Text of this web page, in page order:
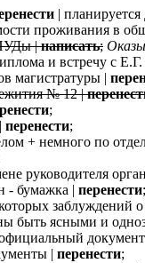
| планируется
проживания в
|написать;
и встречу с
магистратуры |
№ 12 |
;
перенести;
+ немного по
руководителя
- бумажка | перенести;
заблуждений
быть ясными и
| перенести;